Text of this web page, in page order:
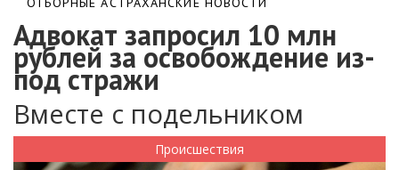
Адвокат запросил 10 млн
рублей за освобождение из-
под стражи
Вместе с подельником
Происшествия